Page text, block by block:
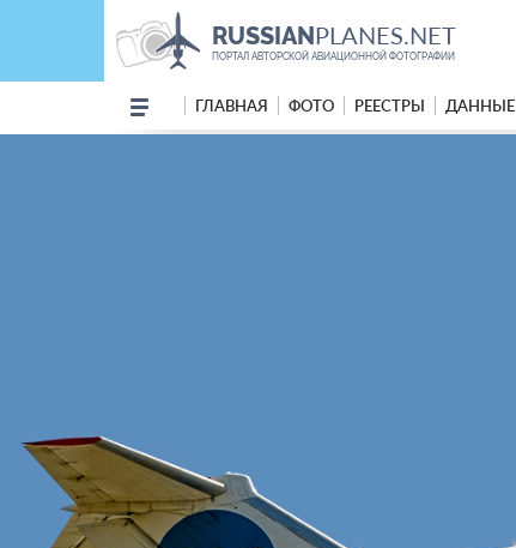
RUSSIANPLANES.NET
ПОРТАЛ АВТОРСКОЙ АВИАЦИОННОЙ ФОТОГРАФИИ
ГЛАВНАЯ ФОТО РЕЕСТРЫ ДАННЫЕ